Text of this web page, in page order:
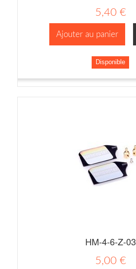
5,40 €
Ajouter au panier
Disponible
HM-4-6-Z-03
5,00 €